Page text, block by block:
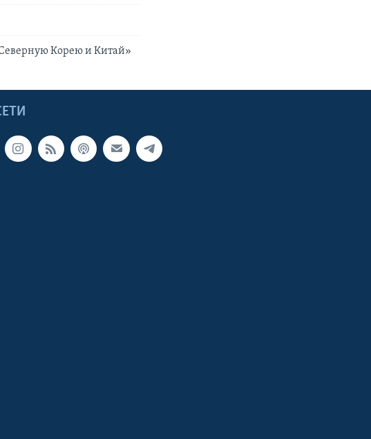
Корею и Китай»